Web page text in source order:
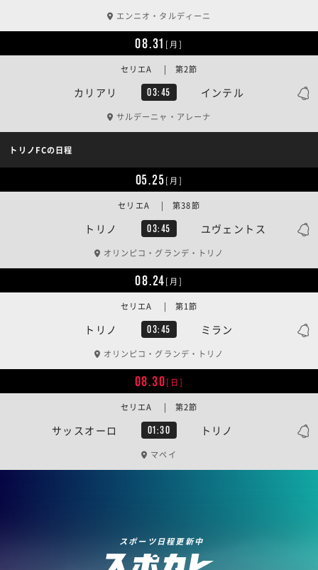
エンニオ・タルディーニ
08.31 [月]
カリアリ 03:45 インテル
セリエA | 第2節
サルデーニャ・アレーナ
トリノFCの日程
05.25[月]
トリノ 03:45 ユヴェントス
セリエA | 第38節
オリンピコ・グランデ・トリノ
08.24[月]
トリノ 03:45 ミラン
セリエA | 第1節
オリンピコ・グランデ・トリノ
08.30[日]
サッスオーロ 01:30 トリノ
セリエA | 第2節
マペイ
スポーツ日程更新中